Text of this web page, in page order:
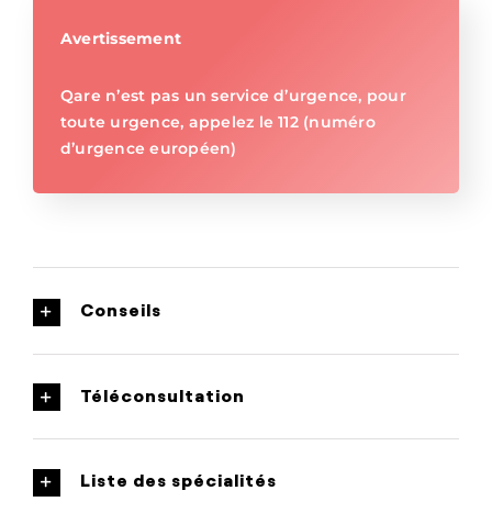
Avertissement
Qare n’est pas un service d’urgence, pour
toute urgence, appelez le 112 (numéro
d’urgence européen)
Conseils
Téléconsultation
Liste des spécialités